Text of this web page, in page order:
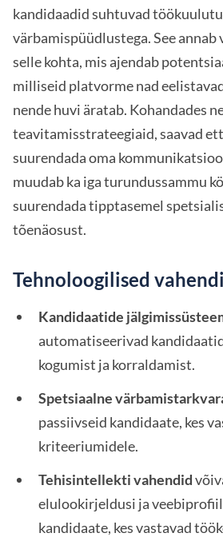
kandidaadid suhtuvad
värbamispüüdlustega. See
selle kohta, mis ajendab
milliseid platvorme nad
nende huvi äratab. Kohandades
teavitamisstrateegiaid, saavad
suurendada oma
muudab ka iga turundussammu
suurendada tipptasemel
tõenäosust.
Tehnoloogilised
Kandidaatide
automatiseerivad
kogumist ja korraldamist.
Spetsiaalne
passiivseid kandidaate, kes
kriteeriumidele.
Tehisintellekti vahendid
elulookirjeldusi ja
kandidaate, kes vastavad